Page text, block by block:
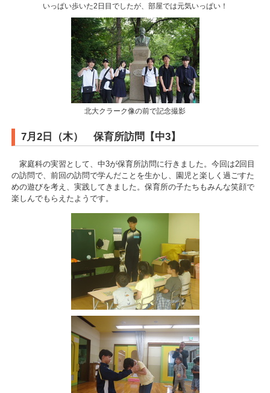
いっぱい歩いた2日目でしたが、部屋では元気いっぱい！
北大クラーク像の前で記念撮影
7月2日（木） 保育所訪問【中3】
家庭科の実習として、中3が保育所訪問に行きました。今回は2回目
の訪問で、前回の訪問で学んだことを生かし、園児と楽しく過ごすた
めの遊びを考え、実践してきました。保育所の子たちもみんな笑顔で
楽しんでもらえたようです。